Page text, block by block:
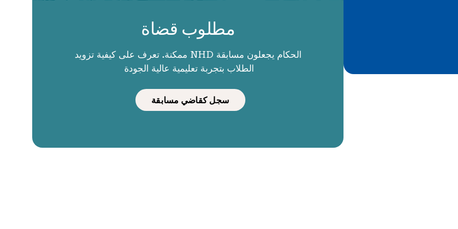
مطلوب قضاة
الحكام يجعلون مسابقة NHD ممكنة. تعرف على كيفية تزويد
الطلاب بتجربة تعليمية عالية الجودة
سجل كقاضي مسابقة